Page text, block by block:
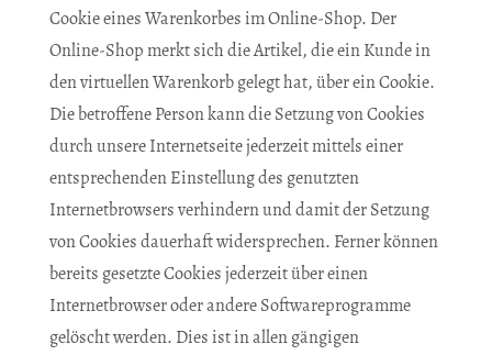
Cookie eines Warenkorbes im Online-Shop. Der
Online-Shop merkt sich die Artikel, die ein Kunde in
den virtuellen Warenkorb gelegt hat, über ein Cookie.
Die betroffene Person kann die Setzung von Cookies
durch unsere Internetseite jederzeit mittels einer
entsprechenden Einstellung des genutzten
Internetbrowsers verhindern und damit der Setzung
von Cookies dauerhaft widersprechen. Ferner können
bereits gesetzte Cookies jederzeit über einen
Internetbrowser oder andere Softwareprogramme
gelöscht werden. Dies ist in allen gängigen